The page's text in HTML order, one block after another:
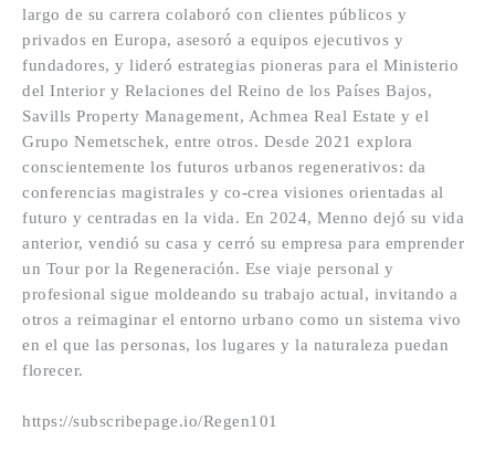
largo de su carrera colaboró con clientes públicos y
privados en Europa, asesoró a equipos ejecutivos y
fundadores, y lideró estrategias pioneras para el Ministerio
del Interior y Relaciones del Reino de los Países Bajos,
Savills Property Management, Achmea Real Estate y el
Grupo Nemetschek, entre otros. Desde 2021 explora
conscientemente los futuros urbanos regenerativos: da
conferencias magistrales y co-crea visiones orientadas al
futuro y centradas en la vida. En 2024, Menno dejó su vida
anterior, vendió su casa y cerró su empresa para emprender
un Tour por la Regeneración. Ese viaje personal y
profesional sigue moldeando su trabajo actual, invitando a
otros a reimaginar el entorno urbano como un sistema vivo
en el que las personas, los lugares y la naturaleza puedan
florecer.
https://subscribepage.io/Regen101